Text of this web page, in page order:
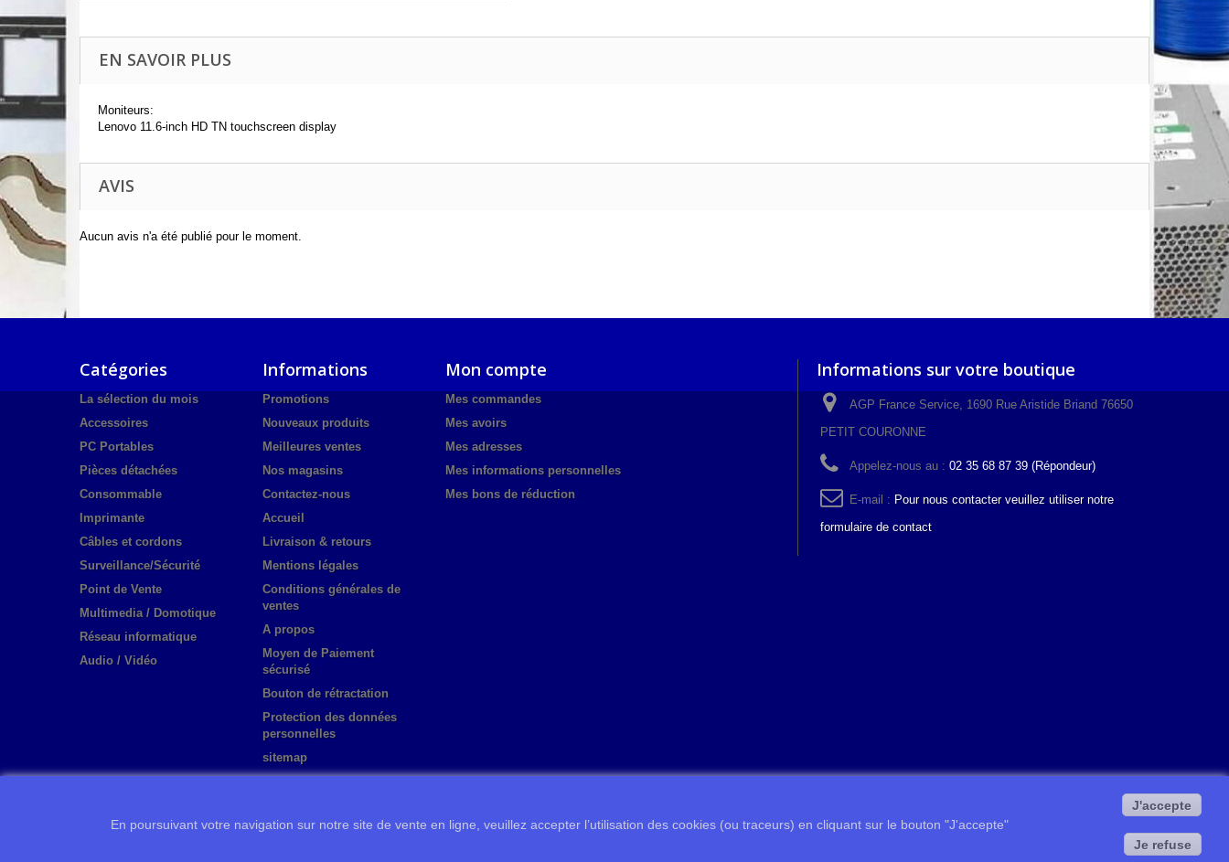
EN SAVOIR PLUS
Moniteurs:
Lenovo 11.6-inch HD TN touchscreen display
AVIS
Aucun avis n'a été publié pour le moment.
Catégories
La sélection du mois
Accessoires
PC Portables
Pièces détachées
Consommable
Imprimante
Câbles et cordons
Surveillance/Sécurité
Point de Vente
Multimedia / Domotique
Réseau informatique
Audio / Vidéo
Informations
Promotions
Nouveaux produits
Meilleures ventes
Nos magasins
Contactez-nous
Accueil
Livraison & retours
Mentions légales
Conditions générales de
ventes
A propos
Moyen de Paiement
sécurisé
Bouton de rétractation
Protection des données
personnelles
sitemap
Mon compte
Mes commandes
Mes avoirs
Mes adresses
Mes informations personnelles
Mes bons de réduction
Informations sur votre boutique
AGP France Service, 1690 Rue Aristide Briand 76650
PETIT COURONNE
Appelez-nous au : 02 35 68 87 39 (Répondeur)
E-mail : Pour nous contacter veuillez utiliser notre
formulaire de contact
En poursuivant votre navigation sur notre site de vente en ligne, veuillez accepter l’utilisation des cookies (ou traceurs) en cliquant sur le bouton "J'accepte"
J'accepte
Je refuse